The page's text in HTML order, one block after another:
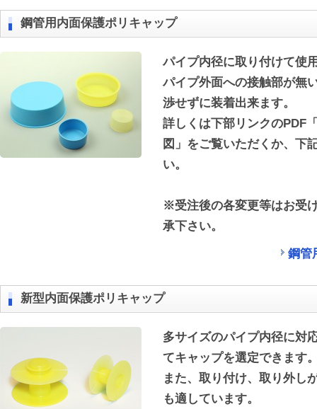
鋼管用内面保護ポリキャップ
パイプ内径に取り付けて使
パイプ外面への接触部が無
渉せずに装着出来ます。
詳しくは下部リンクのPDF
図」をご覧いただくか、下
い。
※受注後の各変更等はお受
承下さい。
鋼管
新型内面保護ポリキャップ
多サイズのパイプ内径に対
てキャップを選定できます
また、取り付け、取り外し
も適しています。